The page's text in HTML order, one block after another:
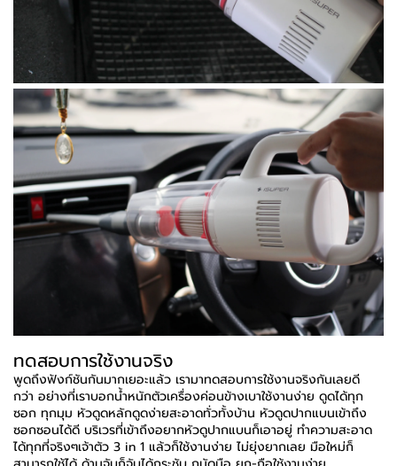
ทดสอบการใช้งานจริง
พูดถึงฟังก์ชันกันมากเยอะแล้ว เรามาทดสอบการใช้งานจริงกันเลยดี
กว่า อย่างที่เราบอกน้ำหนักตัวเครื่องค่อนข้างเบาใช้งานง่าย ดูดได้ทุก
ซอก ทุกมุม หัวดูดหลักดูดง่ายสะอาดทั่วทั้งบ้าน หัวดูดปากแบนเข้าถึง
ซอกซอนได้ดี บริเวรที่เข้าถึงอยากหัวดูปากแบนก็เอาอยู่ ทำความสะอาด
ได้ทุกที่จริงๆเจ้าตัว 3 in 1 แล้วก็ใช้งานง่าย ไม่ยุ่งยากเลย มือใหม่ก็